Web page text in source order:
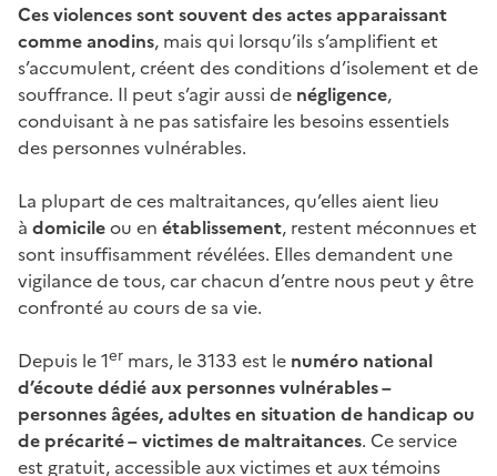
Ces violences sont souvent des actes apparaissant
comme anodins, mais qui lorsqu’ils s’amplifient et
s’accumulent, créent des conditions d’isolement et de
souffrance. Il peut s’agir aussi de négligence,
conduisant à ne pas satisfaire les besoins essentiels
des personnes vulnérables.
La plupart de ces maltraitances, qu’elles aient lieu
à domicileou en établissement, restent méconnues et
sont insuffisamment révélées. Elles demandent une
vigilance de tous, car chacun d’entre nous peut y être
confronté au cours de sa vie.
Depuis le 1er mars, le 3133 est le numéro national
d’écoute dédié aux personnes vulnérables –
personnes âgées, adultes en situation de handicap ou
de précarité – victimes de maltraitances. Ce service
est gratuit, accessible aux victimes et aux témoins